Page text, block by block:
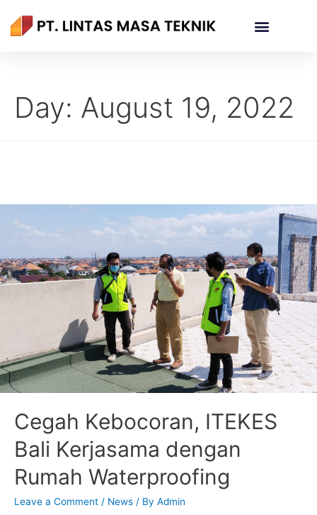
Day: August 19, 2022
Cegah Kebocoran, ITEKES
Bali Kerjasama dengan
Rumah Waterproofing
Leave a Comment / News / By Admin